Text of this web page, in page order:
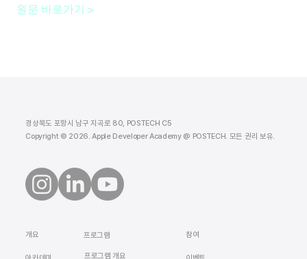
원문 바로가기 >
경상북도 포항시 남구 지곡로 80, POSTECH C5
Copyright © 2026. Apple Developer Academy @ POSTECH. 모든 권리 보유.
​개요 프로그램
프로그램 개요
참여